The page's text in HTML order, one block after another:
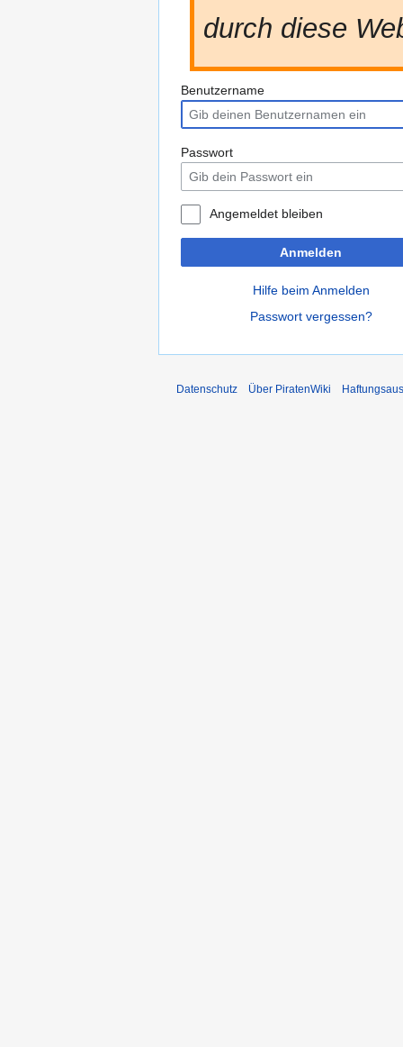
durch diese
Benutzername
Passwort
Angemeldet bleiben
Anmelden
Hilfe beim Anmelden
Passwort vergessen?
Datenschutz Über PiratenWiki